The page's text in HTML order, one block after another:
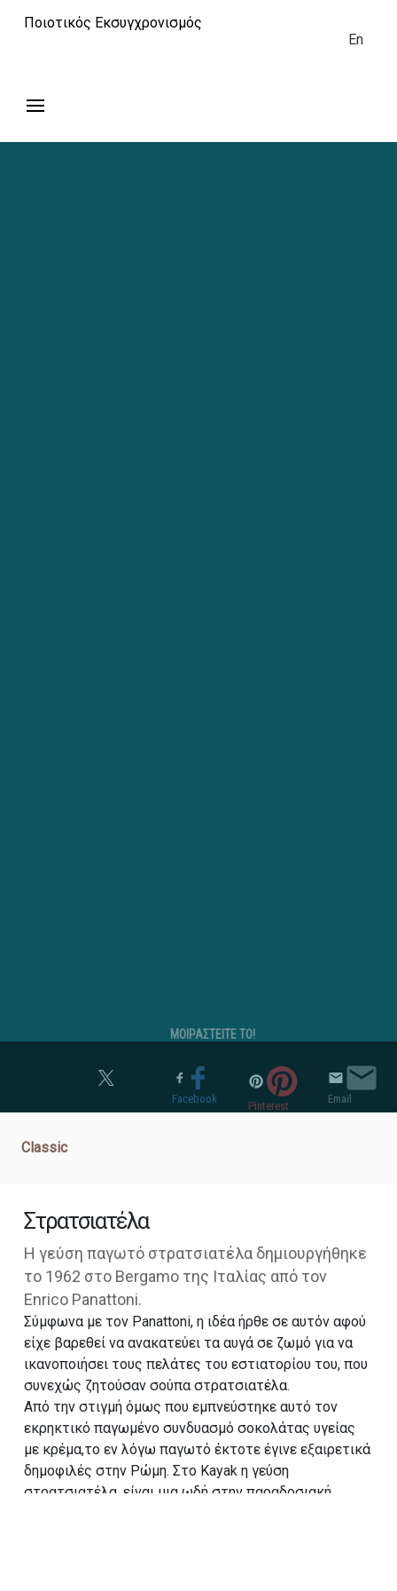
Ποιοτικός Εκσυγχρονισμός
En
ΜΟΙΡΑΣΤΕΙΤΕ ΤΟ!
Facebook
Pinterest
Email
Classic
Στρατσιατέλα
Η γεύση παγωτό στρατσιατέλα δημιουργήθηκε
το 1962 στο Bergamo της Ιταλίας από τον
Enrico Panattoni.
Σύμφωνα με τον Panattoni, η ιδέα ήρθε σε αυτόν αφού
είχε βαρεθεί να ανακατεύει τα αυγά σε ζωμό για να
ικανοποιήσει τους πελάτες του εστιατορίου του, που
συνεχώς ζητούσαν σούπα στρατσιατέλα.
Από την στιγμή όμως που εμπνεύστηκε αυτό τον
εκρηκτικό παγωμένο συνδυασμό σοκολάτας υγείας
με κρέμα,το εν λόγω παγωτό έκτοτε έγινε εξαιρετικά
δημοφιλές στην Ρώμη. Στο Kayak η γεύση
στρατσιατέλα, είναι μια ωδή στην παραδοσιακή